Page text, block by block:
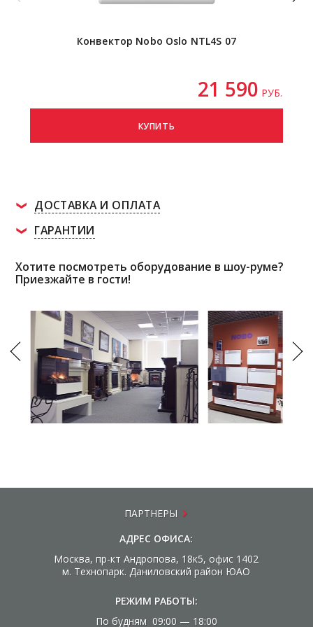
Конвектор Nobo Oslo NTL4S 07
21 590 РУБ.
КУПИТЬ
ДОСТАВКА И ОПЛАТА
ГАРАНТИИ
Хотите посмотреть оборудование в шоу-руме?
Приезжайте в гости!
ПАРТНЕРЫ
АДРЕС ОФИСА:
Москва, пр-кт Андропова, 18к5, офис 1402
м. Технопарк. Даниловский район ЮАО
РЕЖИМ РАБОТЫ:
По будням 09:00 — 18:00